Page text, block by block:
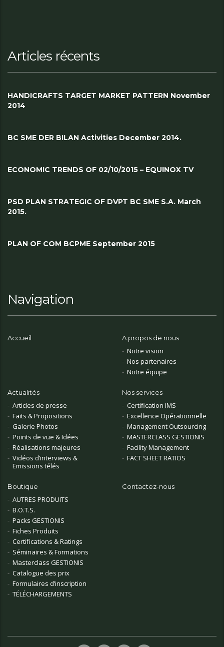
Articles récents
HANDICRAFTS TARGET MARKET PATTERN November
2014
BC SME DER BILAN Activities December 2014.
ECONOMIC TRENDS OF 02/10/2015 – EQUINOX TV
PSD PLAN STRATEGIC OF DVPT BC SME S.A. March
2015.
PLAN OF COM BCPME September 2015
Navigation
Accueil A propos de nous
Notre vision
Nos partenaires
Notre équipe
Actualités
Articles de presse
Faits & Propositions
Galerie Photos
Points de vue & Idées
Réalisations majeures
Vidéos d’interviews &
Emissions télés
Nos services
Certification IMS
Excellence Opérationnelle
Management Outsourcing
MASTERCLASS GESTIONIS
Facility Management
FACT SHEET RATIOS
Boutique
AUTRES PRODUITS
B.O.T.S.
Packs GESTIONIS
Fiches Produits
Certifications & Ratings
Séminaires & Formations
Masterclass GESTIONIS
Catalogue des prix
Formulaires d’inscription
TÉLÉCHARGEMENTS
Contactez-nous